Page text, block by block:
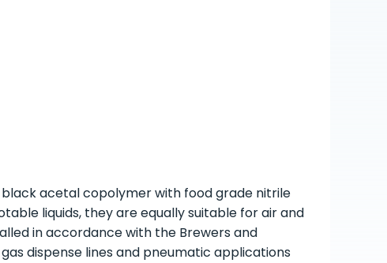
acetal copolymer with food grade nitrile
liquids, they are equally suitable for air and
in accordance with the Brewers and
dispense lines and pneumatic applications